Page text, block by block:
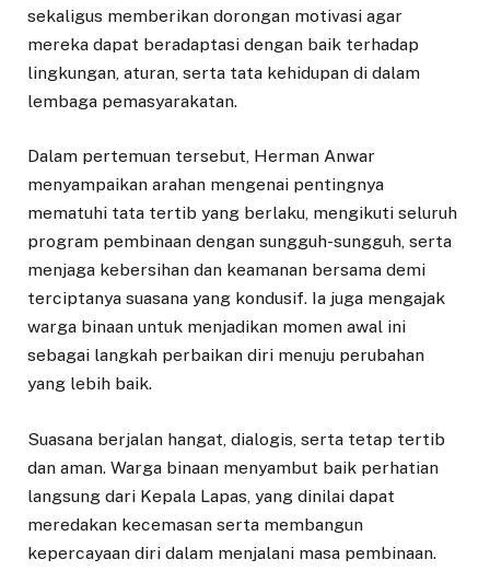
sekaligus memberikan dorongan motivasi agar
mereka dapat beradaptasi dengan baik terhadap
lingkungan, aturan, serta tata kehidupan di dalam
lembaga pemasyarakatan.
Dalam pertemuan tersebut, Herman Anwar
menyampaikan arahan mengenai pentingnya
mematuhi tata tertib yang berlaku, mengikuti seluruh
program pembinaan dengan sungguh-sungguh, serta
menjaga kebersihan dan keamanan bersama demi
terciptanya suasana yang kondusif. Ia juga mengajak
warga binaan untuk menjadikan momen awal ini
sebagai langkah perbaikan diri menuju perubahan
yang lebih baik.
Suasana berjalan hangat, dialogis, serta tetap tertib
dan aman. Warga binaan menyambut baik perhatian
langsung dari Kepala Lapas, yang dinilai dapat
meredakan kecemasan serta membangun
kepercayaan diri dalam menjalani masa pembinaan.